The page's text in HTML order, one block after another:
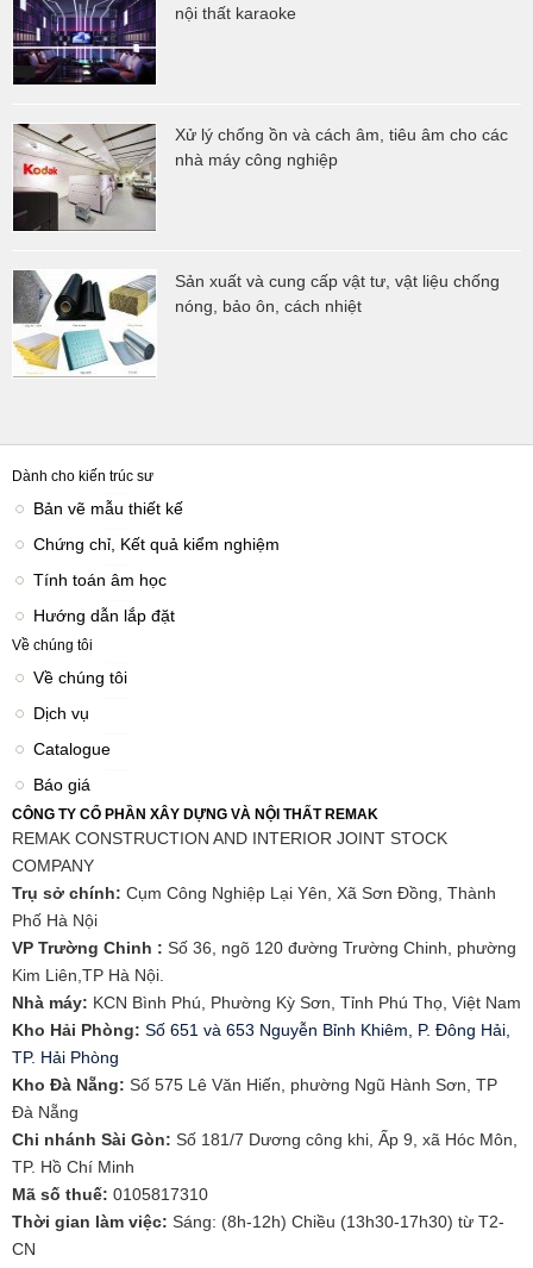
nội thất karaoke
Xử lý chống ồn và cách âm, tiêu âm cho các
nhà máy công nghiệp
Sản xuất và cung cấp vật tư, vật liệu chống
nóng, bảo ôn, cách nhiệt
Dành cho kiến trúc sư
Bản vẽ mẫu thiết kế
Chứng chỉ, Kết quả kiểm nghiệm
Tính toán âm học
Hướng dẫn lắp đặt
Về chúng tôi
Về chúng tôi
Dịch vụ
Catalogue
Báo giá
CÔNG TY CỔ PHẦN XÂY DỰNG VÀ NỘI THẤT REMAK
REMAK CONSTRUCTION AND INTERIOR JOINT STOCK
COMPANY
Trụ sở chính: Cụm Công Nghiệp Lại Yên, Xã Sơn Đồng, Thành
Phố Hà Nội
VP Trường Chinh : Số 36, ngõ 120 đường Trường Chinh, phường
Kim Liên,TP Hà Nội.
Nhà máy: KCN Bình Phú, Phường Kỳ Sơn, Tỉnh Phú Thọ, Việt Nam
Kho Hải Phòng: Số 651 và 653 Nguyễn Bỉnh Khiêm, P. Đông Hải,
TP. Hải Phòng
​Kho Đà Nẵng: Số 575 Lê Văn Hiến, phường Ngũ Hành Sơn, TP
Đà Nẵng
Chi nhánh Sài Gòn: Số 181/7 Dương công khi, Ấp 9, xã Hóc Môn,
TP. Hồ Chí Minh
Mã số thuế: 0105817310​
Thời gian làm việc: Sáng: (8h-12h) Chiều (13h30-17h30) từ T2-
CN